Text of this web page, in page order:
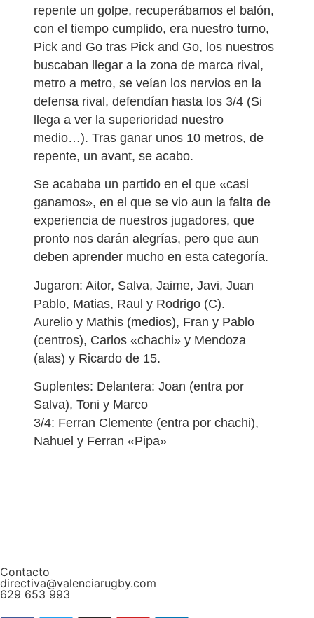
repente un golpe, recuperábamos el balón,
con el tiempo cumplido, era nuestro turno,
Pick and Go tras Pick and Go, los nuestros
buscaban llegar a la zona de marca rival,
metro a metro, se veían los nervios en la
defensa rival, defendían hasta los 3/4 (Si
llega a ver la superioridad nuestro
medio…). Tras ganar unos 10 metros, de
repente, un avant, se acabo.
Se acababa un partido en el que «casi
ganamos», en el que se vio aun la falta de
experiencia de nuestros jugadores, que
pronto nos darán alegrías, pero que aun
deben aprender mucho en esta categoría.
Jugaron: Aitor, Salva, Jaime, Javi, Juan
Pablo, Matias, Raul y Rodrigo (C).
Aurelio y Mathis (medios), Fran y Pablo
(centros), Carlos «chachi» y Mendoza
(alas) y Ricardo de 15.
Suplentes: Delantera: Joan (entra por
Salva), Toni y Marco
3/4: Ferran Clemente (entra por chachi),
Nahuel y Ferran «Pipa»
Contacto
directiva@valenciarugby.com
629 653 993